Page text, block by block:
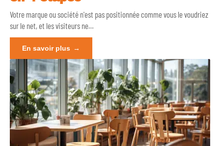
Votre marque ou société n'est pas positionnée comme vous le voudriez
sur le net, et les visiteurs ne…
En savoir plus